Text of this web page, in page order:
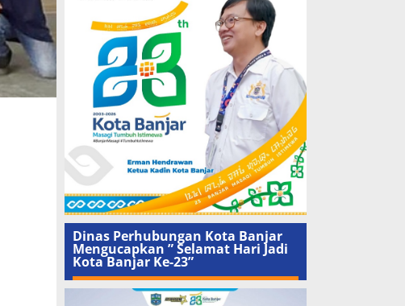
Dinas Perhubungan Kota Banjar
Mengucapkan ” Selamat Hari Jadi
Kota Banjar Ke-23”